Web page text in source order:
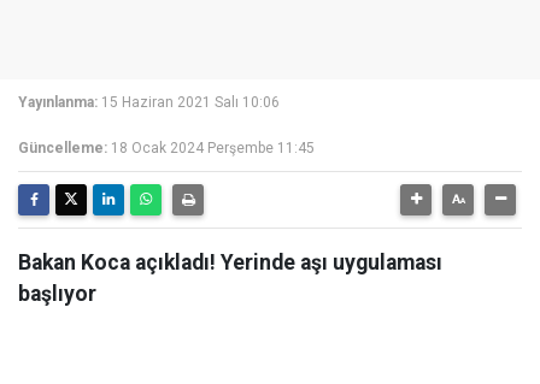
Yayınlanma: 15 Haziran 2021 Salı 10:06
Güncelleme: 18 Ocak 2024 Perşembe 11:45
Bakan Koca açıkladı! Yerinde aşı uygulaması
başlıyor